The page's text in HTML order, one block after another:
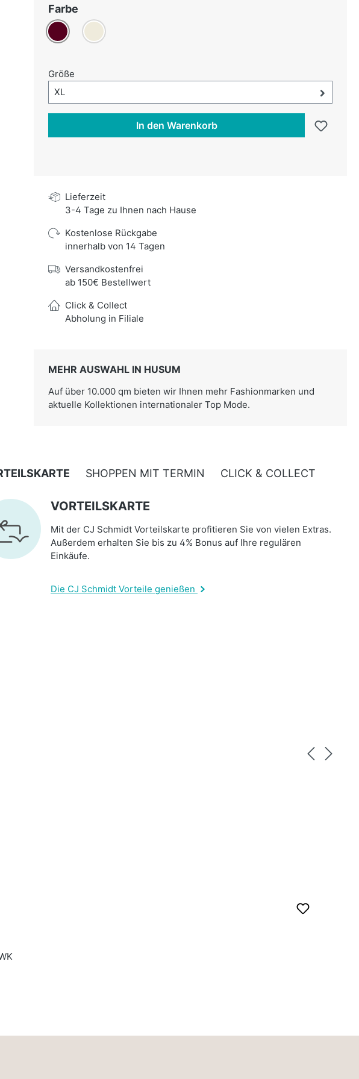
Farbe
Bordeaux Creme
Größe
Größe-Auswahl öffnen, aktuell ausgewählt:
XL
In den Warenkorb
Lieferzeit
3-4 Tage zu Ihnen nach Hause
Kostenlose Rückgabe
innerhalb von 14 Tagen
Versandkostenfrei
ab 150€ Bestellwert
Click & Collect
Abholung in Filiale
MEHR AUSWAHL IN HUSUM
Auf über 10.000 qm bieten wir Ihnen mehr Fashionmarken und
aktuelle Kollektionen internationaler Top Mode.
SHOPPEN MIT TERMIN CLICK & COLLECT
VORTEILSKARTE
Mit der CJ Schmidt Vorteilskarte profitieren Sie von vielen Extras.
Außerdem erhalten Sie bis zu 4% Bonus auf Ihre regulären
Einkäufe.
Die CJ Schmidt Vorteile genießen